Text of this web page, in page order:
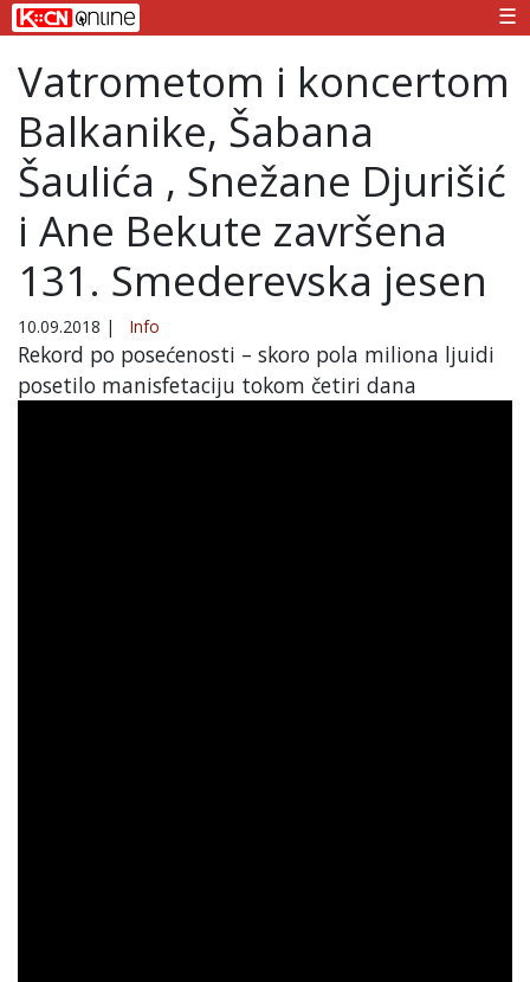
☰
Vatrometom i koncertom
Balkanike, Šabana
Šaulića , Snežane Djurišić
i Ane Bekute završena
131. Smederevska jesen
10.09.2018 | Info
Rekord po posećenosti – skoro pola miliona ljuidi
posetilo manisfetaciju tokom četiri dana